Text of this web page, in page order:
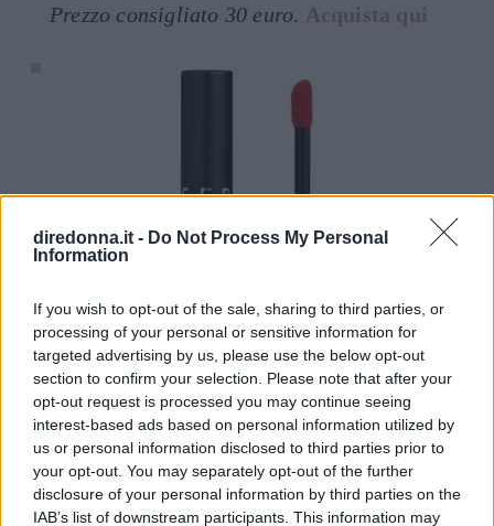
diredonna.it - Do Not Process My Personal
Information
If you wish to opt-out of the sale, sharing to third parties, or
processing of your personal or sensitive information for
targeted advertising by us, please use the below opt-out
section to confirm your selection. Please note that after your
opt-out request is processed you may continue seeing
interest-based ads based on personal information utilized by
us or personal information disclosed to third parties prior to
your opt-out. You may separately opt-out of the further
disclosure of your personal information by third parties on the
IAB’s list of downstream participants. This information may
Prezzo consigliato 30 euro. Acquista qui
Sephora Collection Cream Lip Stain Mat
Sephora Collection Cream Lip Stain Mat